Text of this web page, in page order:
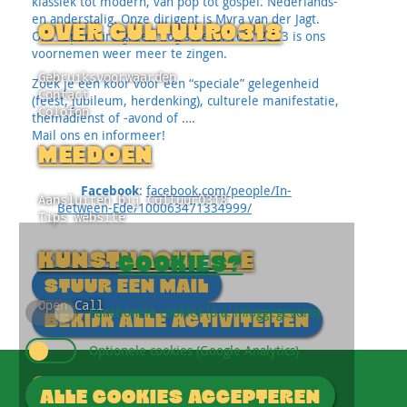
OVER CULTUUR0318
Gebruiksvoorwaarden
Contact
Colofon
MEEDOEN
Aansluiten bij Cultuur0318
Tips website
KUNSTNACHT EDE
Open Call
en anderstalig. Onze dirigent is Myra van der Jagt.
Ons repertoire groeit nog steeds. Voor 2023 is ons
voornemen weer meer te zingen.
Zoek je een koor voor een “speciale” gelegenheid
(feest, jubileum, herdenking), culturele manifestatie,
themadienst of -avond of ….
Mail ons en informeer!
Facebook: facebook.com/people/In-
Between-Ede/100063471334999/
STUUR EEN MAIL
BEKIJK ALLE ACTIVITEITEN
GA DIRECT NAAR
COOKIES?
Functionele cookies (o.a. inloggegevens)
Optionele cookies (Google Analytics)
ALLE COOKIES ACCEPTEREN